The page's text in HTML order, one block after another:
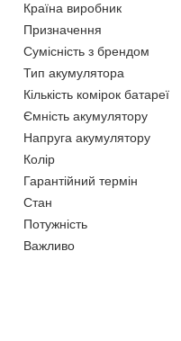
Країна виробник
Призначення
Сумісність з брендом
Тип акумулятора
Кількість комірок батареї
Ємність акумулятору
Напруга акумулятору
Колір
Гарантійний термін
Стан
Потужність
Важливо